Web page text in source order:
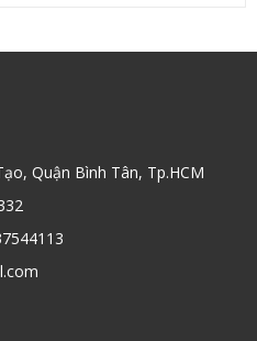
Quận Bình Tân, Tp.HCM